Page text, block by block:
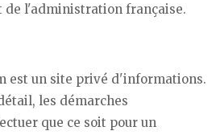
de l'administration française.
est un site privé d'informations.
les démarches
que ce soit pour un